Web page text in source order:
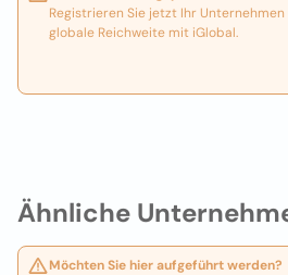
Ähnliche
Möchten Sie hier aufgeführt werden?
Registrieren Sie jetzt Ihr
globale Reichweite mit iGlobal.